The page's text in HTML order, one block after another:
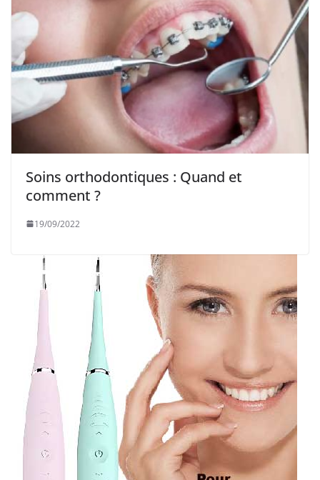
Soins orthodontiques : Quand et
comment ?
19/09/2022